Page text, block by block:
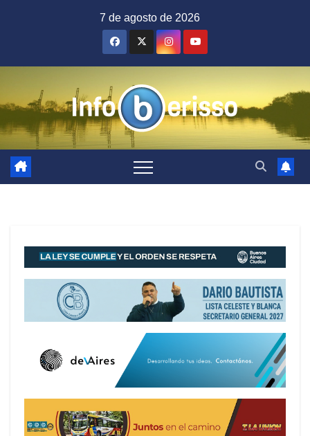
7 de agosto de 2026